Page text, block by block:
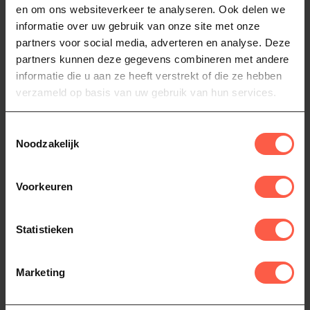
en om ons websiteverkeer te analyseren. Ook delen we
informatie over uw gebruik van onze site met onze
partners voor social media, adverteren en analyse. Deze
partners kunnen deze gegevens combineren met andere
informatie die u aan ze heeft verstrekt of die ze hebben
verzameld op basis van uw gebruik van hun services.
Noodzakelijk
Voorkeuren
Statistieken
Marketing
AXTSCHLAG
Rookplank Western
red cedar 400 x 150
Verhef je BBQ-ervaring met
Op voorraad
Rookplank kers 300
Axtschlag Rookplank Kers